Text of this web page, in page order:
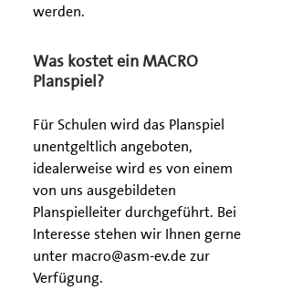
werden.
Was kostet ein MACRO
Planspiel?
Für Schulen wird das Planspiel
unentgeltlich angeboten,
idealerweise wird es von einem
von uns ausgebildeten
Planspielleiter durchgeführt. Bei
Interesse stehen wir Ihnen gerne
unter macro@asm-ev.de zur
Verfügung.